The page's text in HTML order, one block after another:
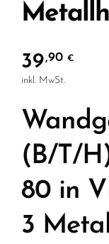
39,90 €
inkl. MwSt.
(B/T/
80 in
3